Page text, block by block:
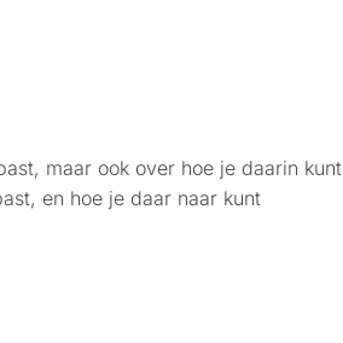
maar ook over hoe je daarin kunt
en hoe je daar naar kunt